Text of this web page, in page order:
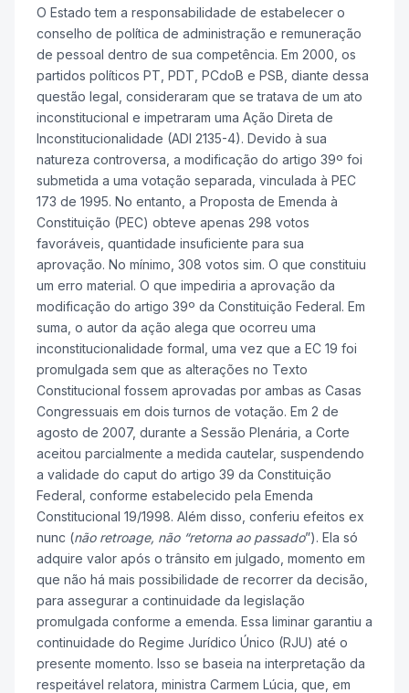
O Estado tem a responsabilidade de estabelecer o
conselho de política de administração e remuneração
de pessoal dentro de sua competência. Em 2000, os
partidos políticos PT, PDT, PCdoB e PSB, diante dessa
questão legal, consideraram que se tratava de um ato
inconstitucional e impetraram uma Ação Direta de
Inconstitucionalidade (ADI 2135-4). Devido à sua
natureza controversa, a modificação do artigo 39º foi
submetida a uma votação separada, vinculada à PEC
173 de 1995. No entanto, a Proposta de Emenda à
Constituição (PEC) obteve apenas 298 votos
favoráveis, quantidade insuficiente para sua
aprovação. No mínimo, 308 votos sim. O que constituiu
um erro material. O que impediria a aprovação da
modificação do artigo 39º da Constituição Federal. Em
suma, o autor da ação alega que ocorreu uma
inconstitucionalidade formal, uma vez que a EC 19 foi
promulgada sem que as alterações no Texto
Constitucional fossem aprovadas por ambas as Casas
Congressuais em dois turnos de votação. Em 2 de
agosto de 2007, durante a Sessão Plenária, a Corte
aceitou parcialmente a medida cautelar, suspendendo
a validade do caput do artigo 39 da Constituição
Federal, conforme estabelecido pela Emenda
Constitucional 19/1998. Além disso, conferiu efeitos ex
nunc (não retroage, não “retorna ao passado”). Ela só
adquire valor após o trânsito em julgado, momento em
que não há mais possibilidade de recorrer da decisão,
para assegurar a continuidade da legislação
promulgada conforme a emenda. Essa liminar garantiu a
continuidade do Regime Jurídico Único (RJU) até o
presente momento. Isso se baseia na interpretação da
respeitável relatora, ministra Carmem Lúcia, que, em